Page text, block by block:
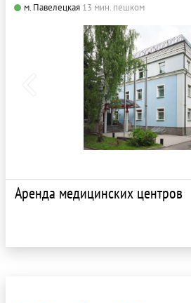
м. Павелецкая 13 мин. пешком
Аренда медицинских центров